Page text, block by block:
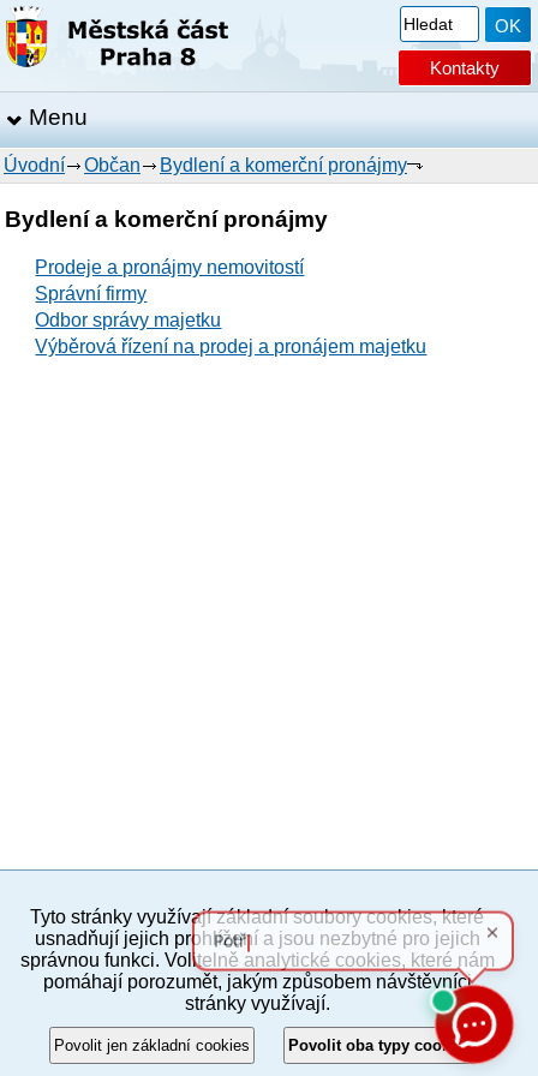
Kontakty
Menu
Úvodní Občan Bydlení a komerční pronájmy
Bydlení a komerční pronájmy
Prodeje a pronájmy nemovitostí
Správní firmy
Odbor správy majetku
Výběrová řízení na prodej a pronájem majetku
PC verze ENG
Povinné a praktické informace
© 2012–2019 MČ Praha 8
Tyto stránky využívají základní soubory cookies, které
usnadňují jejich prohlížení a jsou nezbytné pro jejich
správnou funkci. Volitelně analytické cookies, které nám
pomáhají porozumět, jakým způsobem návštěvníci
stránky využívají.
Povolit jen základní cookies Povolit oba typy cookies